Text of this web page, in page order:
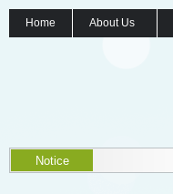
Home About Us
Notice